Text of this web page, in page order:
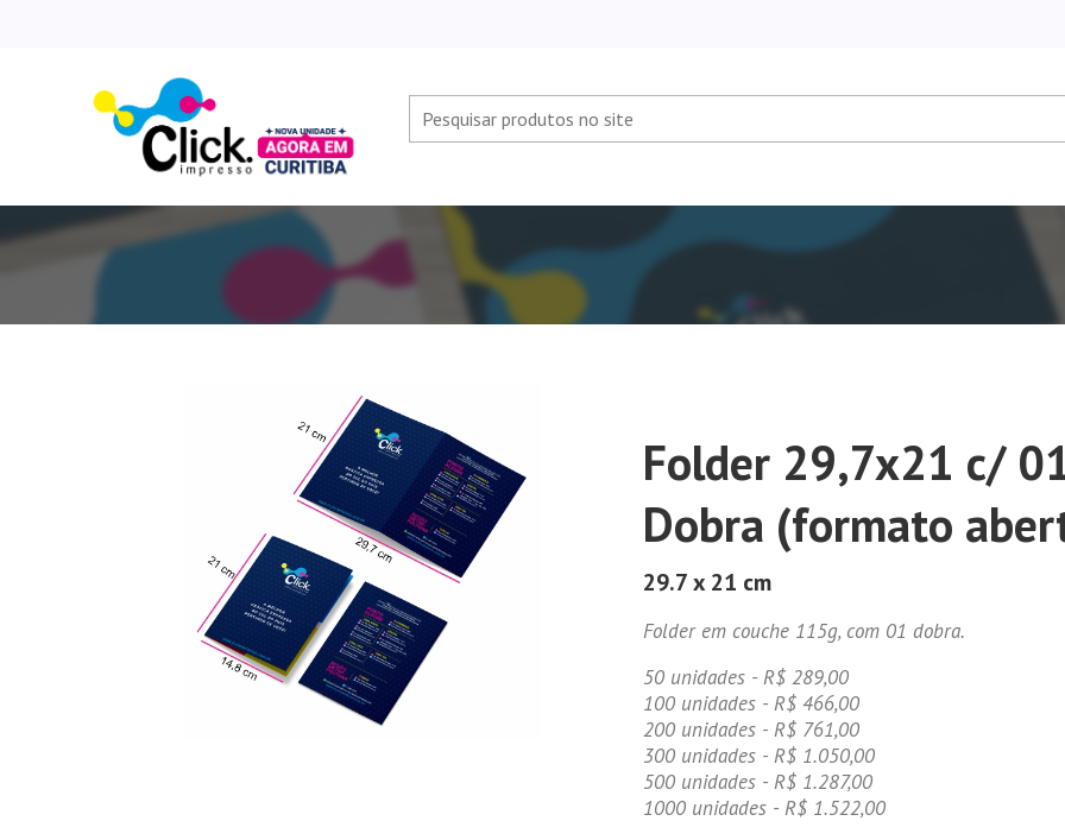
Folder 29,7x21 c/
Dobra (formato
29.7 x 21 cm
Folder em couche 115g, com 01 dobra.
50 unidades - R$ 289,00
100 unidades - R$ 466,00
200 unidades - R$ 761,00
300 unidades - R$ 1.050,00
500 unidades - R$ 1.287,00
1000 unidades - R$ 1.522,00